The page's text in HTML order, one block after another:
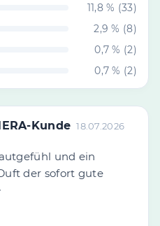
11,8 % (33)
2,9 % (8)
0,7 % (2)
0,7 % (2)
Kunde 18.07.2026
und ein
der sofort gute